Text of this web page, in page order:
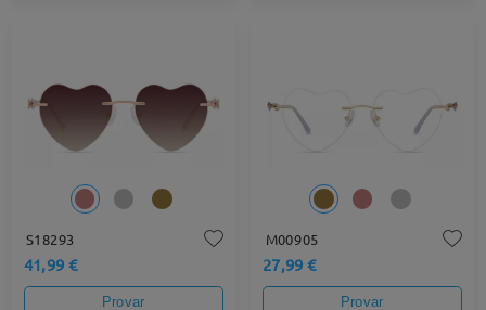
S18293
41,99 €
Provar
M00905
27,99 €
Provar